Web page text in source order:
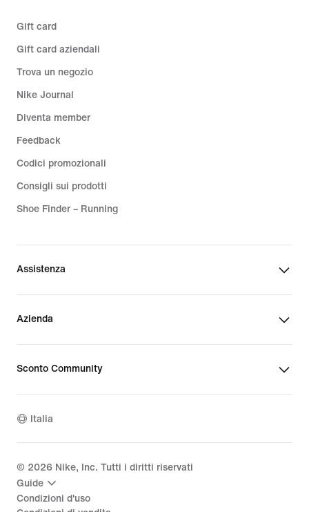
Gift card
Gift card aziendali
Trova un negozio
Nike Journal
Diventa member
Feedback
Codici promozionali
Consigli sui prodotti
Shoe Finder – Running
Assistenza
Azienda
Sconto Community
Italia
© 2026 Nike, Inc. Tutti i diritti riservati
Guide
Condizioni d'uso